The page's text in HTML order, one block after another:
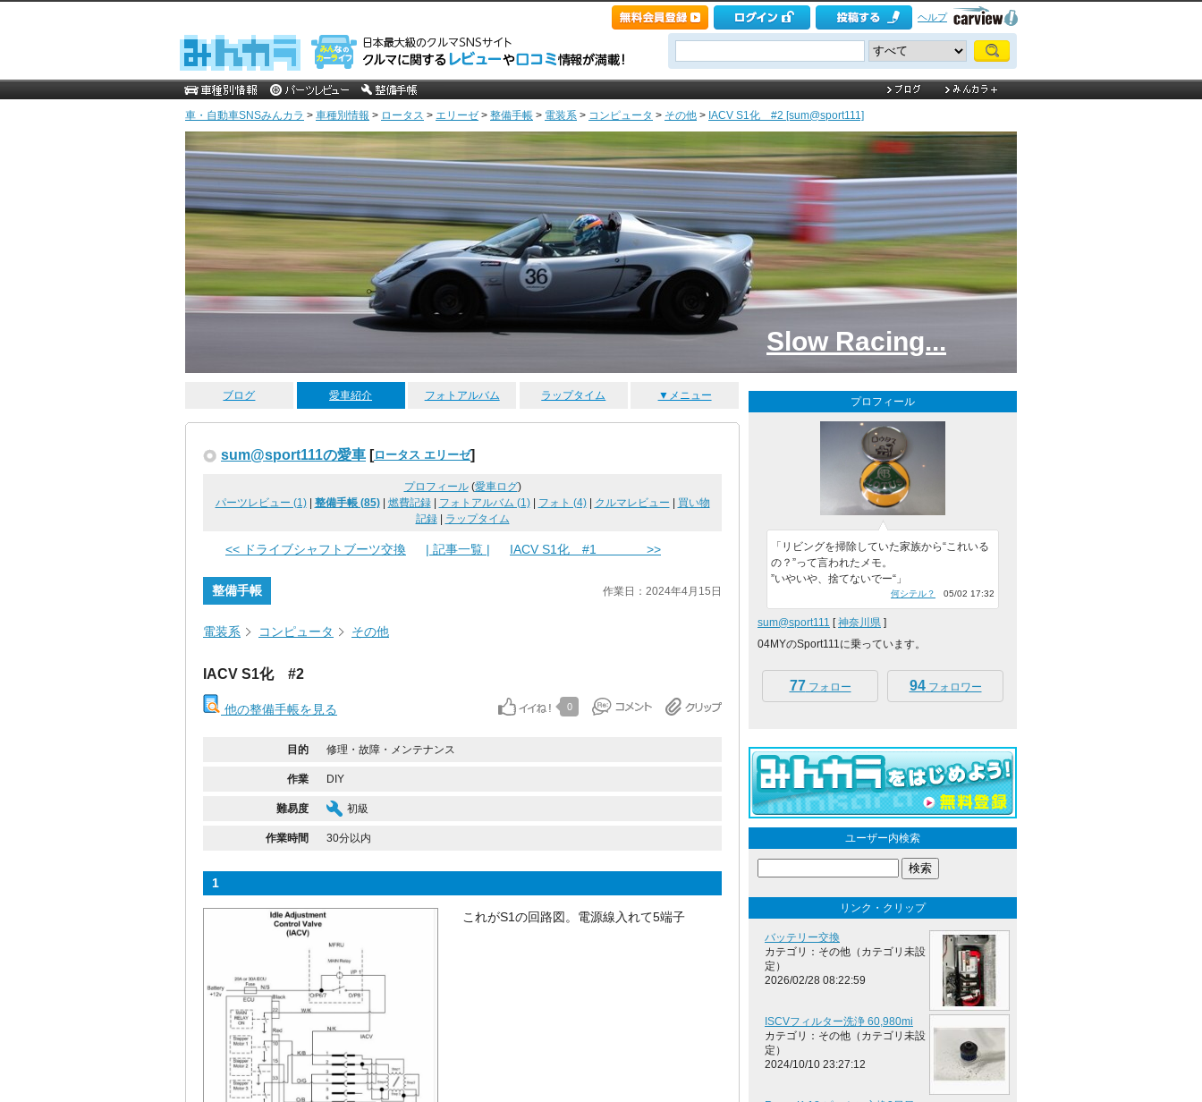
ヘルプ
車・自動車SNSみんカラ > 車種別情報 > ロータス > エリーゼ > 整備手帳 > 電装系 > コンピュータ > その他 > IACV S1化 #2 [sum@sport111]
Slow Racing...
ブログ 愛車紹介 フォトアルバム ラップタイム ▼メニュー
sum@sport111の愛車 [ロータス エリーゼ]
プロフィール(愛車ログ)
パーツレビュー (1)| 整備手帳 (85)| 燃費記録| フォトアルバム (1)| フォト (4)| クルマレビュー
買い物
記録| ラップタイム
<< ドライブシャフトブーツ交換 | 記事一覧 | IACV S1化 #1 >>
整備手帳 作業日：2024年4月15日
電装系 コンピュータ その他
IACV S1化 #2
他の整備手帳を見る 0
目的 修理・故障・メンテナンス
作業 DIY
難易度 初級
作業時間 30分以内
1
これがS1の回路図。電源線入れて5端子
プロフィール
「リビングを掃除していた家族から“これいる
の？”って言われたメモ。
”いやいや、捨てないでー“」
何シテル？ 05/02 17:32
sum@sport111 [神奈川県 ]
04MYのSport111に乗っています。
77 フォロー 94フォロワー
ユーザー内検索
リンク・クリップ
バッテリー交換
カテゴリ：その他（カテゴリ未設
定）
2026/02/28 08:22:59
ISCVフィルター洗浄 60,980mi
カテゴリ：その他（カテゴリ未設
定）
2024/10/10 23:27:12